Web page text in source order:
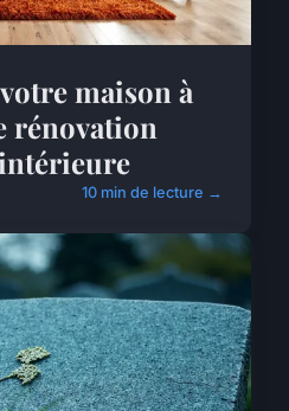
maison à
rénovation
10 min de lecture →